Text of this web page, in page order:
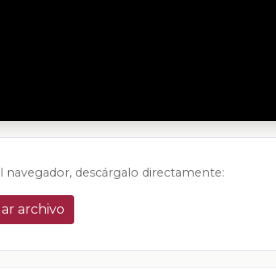
navegador, descárgalo directamente:
archivo